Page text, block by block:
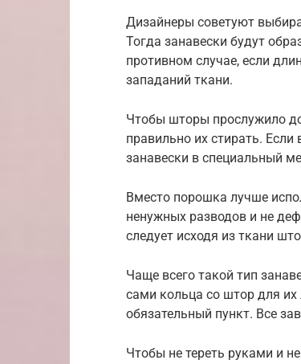
Дизайнеры советуют
Тогда занавески будут
противном случае, если
западаний ткани.
Чтобы шторы прослужило
правильно их стирать.
занавески в специальный
Вместо порошка лучше
ненужных разводов и не
следует исходя из ткани
Чаще всего такой тип
сами кольца со штор для их
обязательный пункт. Все
Чтобы не тереть руками и